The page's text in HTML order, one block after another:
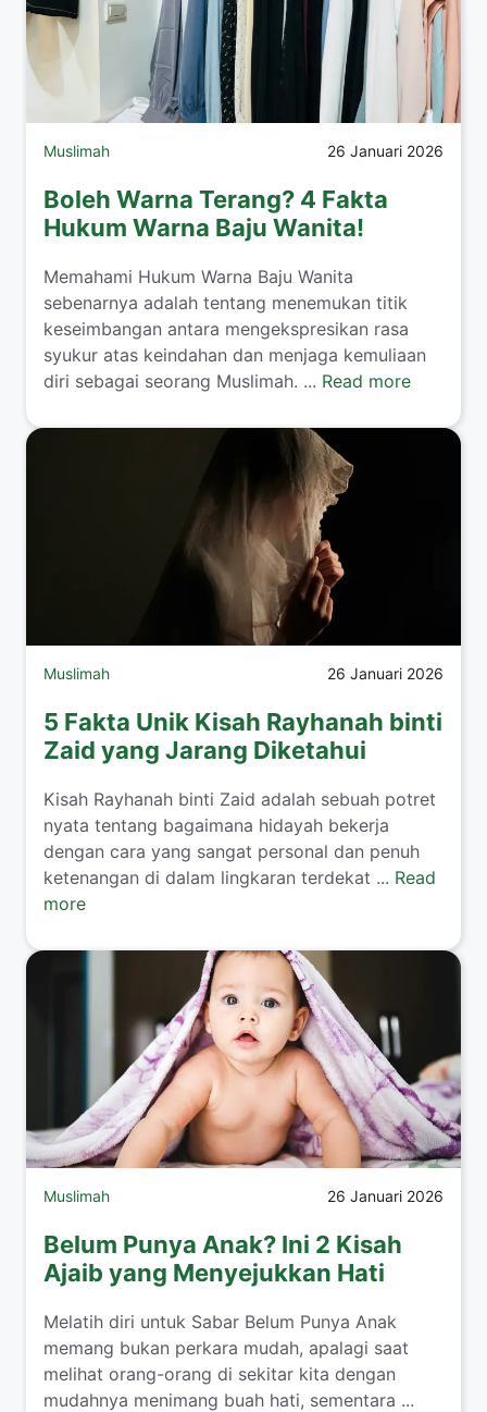
Muslimah 26 Januari 2026
Boleh Warna Terang? 4 Fakta
Hukum Warna Baju Wanita!
​Memahami Hukum Warna Baju Wanita
sebenarnya adalah tentang menemukan titik
keseimbangan antara mengekspresikan rasa
syukur atas keindahan dan menjaga kemuliaan
diri sebagai seorang Muslimah. ... Read more
Muslimah 26 Januari 2026
5 Fakta Unik Kisah Rayhanah binti
Zaid yang Jarang Diketahui
​Kisah Rayhanah binti Zaid adalah sebuah potret
nyata tentang bagaimana hidayah bekerja
dengan cara yang sangat personal dan penuh
ketenangan di dalam lingkaran terdekat ... Read
more
Muslimah 26 Januari 2026
Belum Punya Anak? Ini 2 Kisah
Ajaib yang Menyejukkan Hati
​Melatih diri untuk Sabar Belum Punya Anak
memang bukan perkara mudah, apalagi saat
melihat orang-orang di sekitar kita dengan
mudahnya menimang buah hati, sementara ...